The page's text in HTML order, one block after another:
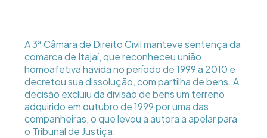
A 3ª Câmara de Direito Civil manteve sentença da
comarca de Itajaí, que reconheceu união
homoafetiva havida no período de 1999 a 2010 e
decretou sua dissolução, com partilha de bens. A
decisão excluiu da divisão de bens um terreno
adquirido em outubro de 1999 por uma das
companheiras, o que levou a autora a apelar para
o Tribunal de Justiça.